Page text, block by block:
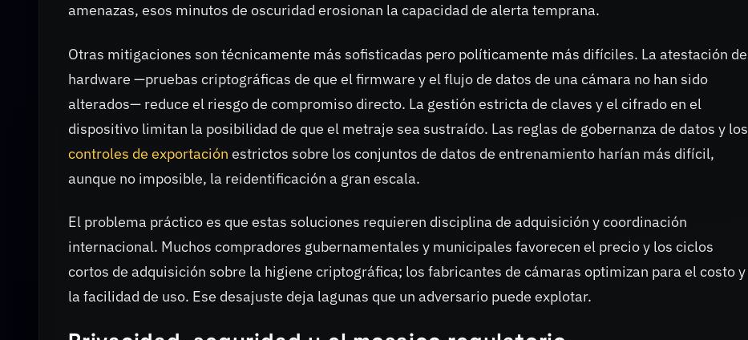
amenazas, esos minutos de oscuridad erosionan la capacidad de alerta temprana.
Otras mitigaciones son técnicamente más sofisticadas pero políticamente más difíciles. La atestación de
hardware —pruebas criptográficas de que el firmware y el flujo de datos de una cámara no han sido
alterados— reduce el riesgo de compromiso directo. La gestión estricta de claves y el cifrado en el
dispositivo limitan la posibilidad de que el metraje sea sustraído. Las reglas de gobernanza de datos y los
controles de exportación estrictos sobre los conjuntos de datos de entrenamiento harían más difícil,
aunque no imposible, la reidentificación a gran escala.
El problema práctico es que estas soluciones requieren disciplina de adquisición y coordinación
internacional. Muchos compradores gubernamentales y municipales favorecen el precio y los ciclos
cortos de adquisición sobre la higiene criptográfica; los fabricantes de cámaras optimizan para el costo y
la facilidad de uso. Ese desajuste deja lagunas que un adversario puede explotar.